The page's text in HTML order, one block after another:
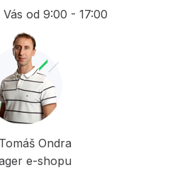
od 9:00 - 17:00
Ondra
e-shopu